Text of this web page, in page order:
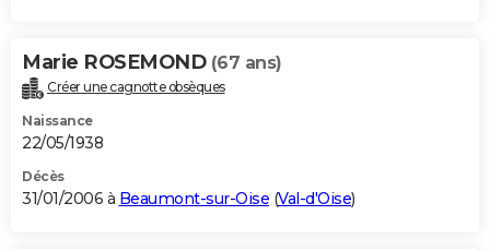
Marie ROSEMOND (67 ans)
Créer une cagnotte obsèques
Naissance
22/05/1938
Décès
31/01/2006 à Beaumont-sur-Oise (Val-d'Oise)